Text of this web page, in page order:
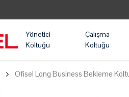
Yönetici
Koltuğu
Çalışma
Koltuğu
Ofisel Long Business Bekleme